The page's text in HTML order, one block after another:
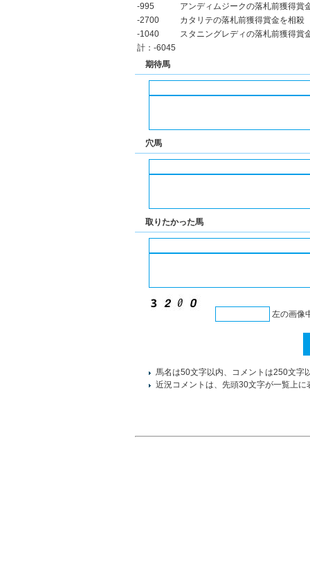
-995
アンディムジークの落札前獲得賞
-2700
カタリテの落札前獲得賞金を相殺
-1040
スタニングレディの落札前獲得賞
計：-6045
期待馬
穴馬
取りたかった馬
左の画像
馬名は50文字以内、コメントは250文字
近況コメントは、先頭30文字が一覧上に